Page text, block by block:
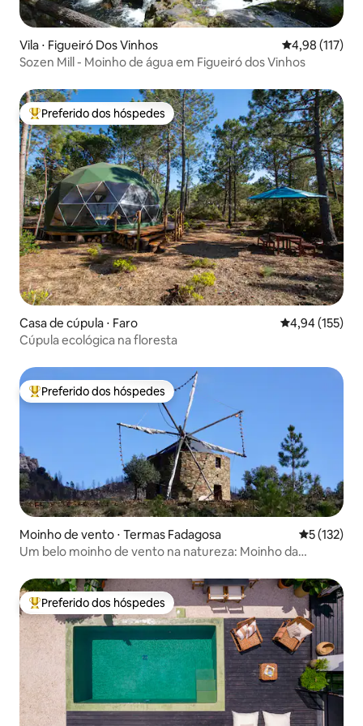
Vila ⋅ Figueiró Dos Vinhos 4,98 de uma
4,98 (117)
Sozen Mill - Moinho de água em Figueiró dos Vinhos
Entre os melhores preferidos dos hóspedes
Preferido dos hóspedes
Casa de cúpula ⋅ Faro 4,94 de uma
4,94 (155)
Cúpula ecológica na floresta
Entre os melhores preferidos dos hóspedes
Preferido dos hóspedes
Moinho de vento ⋅ Termas Fadagosa 5 de uma
5 (132)
Um belo moinho de vento na natureza: Moinho da
Entre os melhores preferidos dos hóspedes
Preferido dos hóspedes